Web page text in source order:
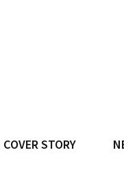
COVER STORY